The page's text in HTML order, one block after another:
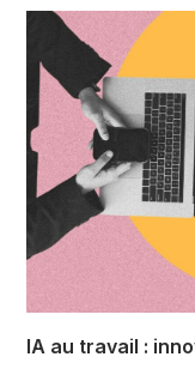
IA au travail :